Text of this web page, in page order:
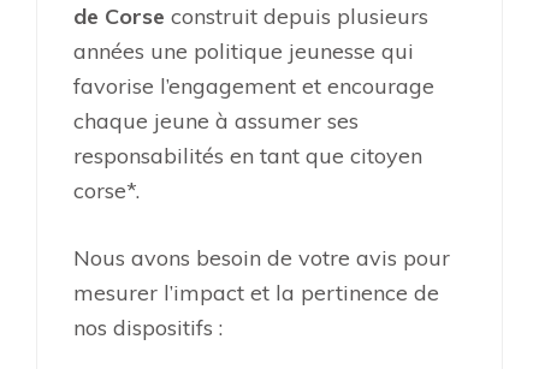
de Corse construit depuis plusieurs
années une politique jeunesse qui
favorise l’engagement et encourage
chaque jeune à assumer ses
responsabilités en tant que citoyen
corse*.
Nous avons besoin de votre avis pour
mesurer l’impact et la pertinence de
nos dispositifs :